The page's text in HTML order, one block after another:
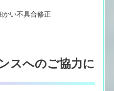
かい不具合修正
スへのご協力に